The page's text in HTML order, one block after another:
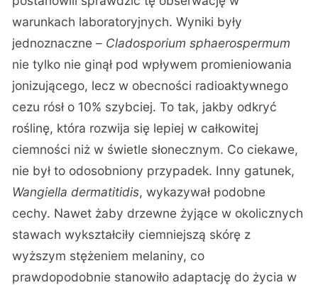
warunkach laboratoryjnych. Wyniki były
jednoznaczne – Cladosporium sphaerospermum
nie tylko nie ginął pod wpływem promieniowania
jonizującego, lecz w obecności radioaktywnego
cezu rósł o 10% szybciej. To tak, jakby odkryć
roślinę, która rozwija się lepiej w całkowitej
ciemności niż w świetle słonecznym. Co ciekawe,
nie był to odosobniony przypadek. Inny gatunek,
Wangiella dermatitidis, wykazywał podobne
cechy. Nawet żaby drzewne żyjące w okolicznych
stawach wykształciły ciemniejszą skórę z
wyższym stężeniem melaniny, co
prawdopodobnie stanowiło adaptację do życia w